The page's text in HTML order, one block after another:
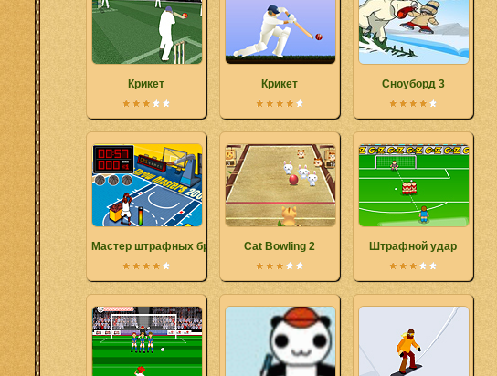
Крикет Крикет Сноуборд 3
Мастер штрафных бросков Cat Bowling 2 Штрафной удар